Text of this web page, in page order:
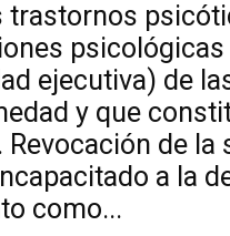
ejecutiva) de
y que
de la
a la
como...